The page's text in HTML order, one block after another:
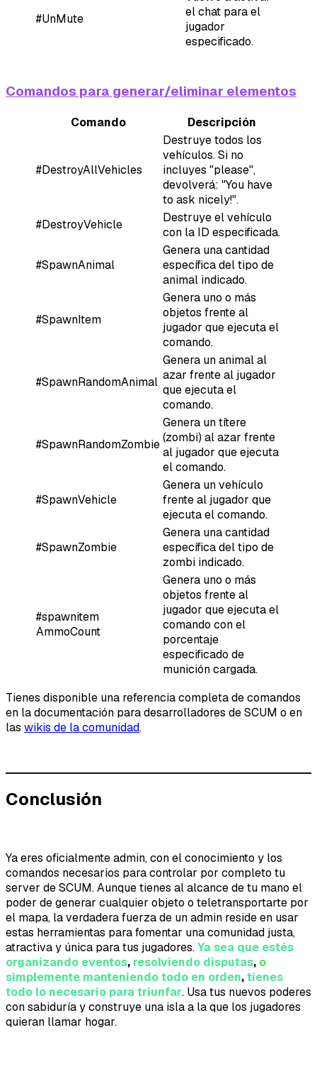
#UnMute
el chat para el
jugador
especificado.
Comandos para generar/eliminar elementos
Comando Descripción
#DestroyAllVehicles
Destruye todos los
vehículos. Si no
incluyes "please",
devolverá: "You have
to ask nicely!".
#DestroyVehicle
Destruye el vehículo
con la ID especificada.
#SpawnAnimal
Genera una cantidad
específica del tipo de
animal indicado.
#SpawnItem
Genera uno o más
objetos frente al
jugador que ejecuta el
comando.
#SpawnRandomAnimal
Genera un animal al
azar frente al jugador
que ejecuta el
comando.
#SpawnRandomZombie
Genera un títere
(zombi) al azar frente
al jugador que ejecuta
el comando.
#SpawnVehicle
Genera un vehículo
frente al jugador que
ejecuta el comando.
#SpawnZombie
Genera una cantidad
específica del tipo de
zombi indicado.
#spawnitem
AmmoCount
Genera uno o más
objetos frente al
jugador que ejecuta el
comando con el
porcentaje
especificado de
munición cargada.
Tienes disponible una referencia completa de comandos
en la documentación para desarrolladores de SCUM o en
las wikis de la comunidad.
Conclusión
Ya eres oficialmente admin, con el conocimiento y los
comandos necesarios para controlar por completo tu
server de SCUM. Aunque tienes al alcance de tu mano el
poder de generar cualquier objeto o teletransportarte por
el mapa, la verdadera fuerza de un admin reside en usar
estas herramientas para fomentar una comunidad justa,
atractiva y única para tus jugadores.Ya sea que estés
organizando eventos, resolviendo disputas, o
simplemente manteniendo todo en orden,tienes
todo lo necesario para triunfar. Usa tus nuevos poderes
con sabiduría y construye una isla a la que los jugadores
quieran llamar hogar.